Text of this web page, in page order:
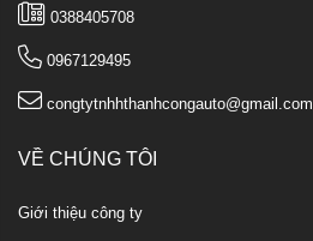
0388405708
0967129495
congtytnhhthanhcongauto@gmail.com
VỀ CHÚNG TÔI
Giới thiệu công ty